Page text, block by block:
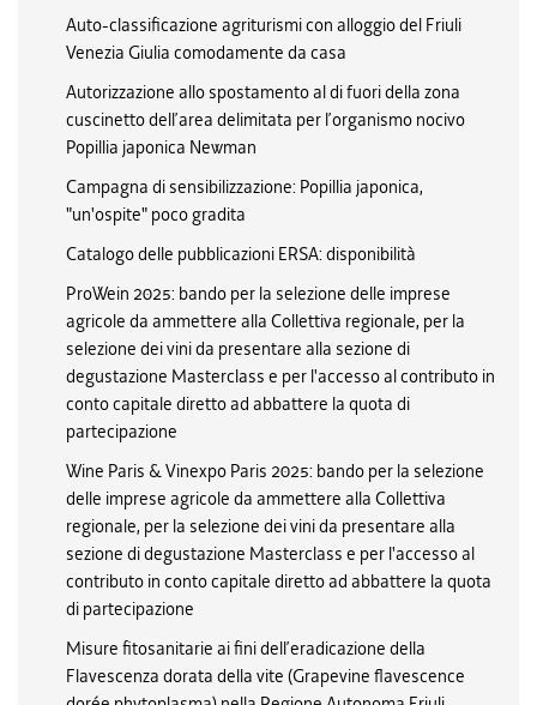
Auto-classificazione agriturismi con alloggio del Friuli
Venezia Giulia comodamente da casa
Autorizzazione allo spostamento al di fuori della zona
cuscinetto dell’area delimitata per l’organismo nocivo
Popillia japonica Newman
Campagna di sensibilizzazione: Popillia japonica,
"un'ospite" poco gradita
Catalogo delle pubblicazioni ERSA: disponibilità
ProWein 2025: bando per la selezione delle imprese
agricole da ammettere alla Collettiva regionale, per la
selezione dei vini da presentare alla sezione di
degustazione Masterclass e per l'accesso al contributo in
conto capitale diretto ad abbattere la quota di
partecipazione
Wine Paris & Vinexpo Paris 2025: bando per la selezione
delle imprese agricole da ammettere alla Collettiva
regionale, per la selezione dei vini da presentare alla
sezione di degustazione Masterclass e per l'accesso al
contributo in conto capitale diretto ad abbattere la quota
di partecipazione
Misure fitosanitarie ai fini dell’eradicazione della
Flavescenza dorata della vite (Grapevine flavescence